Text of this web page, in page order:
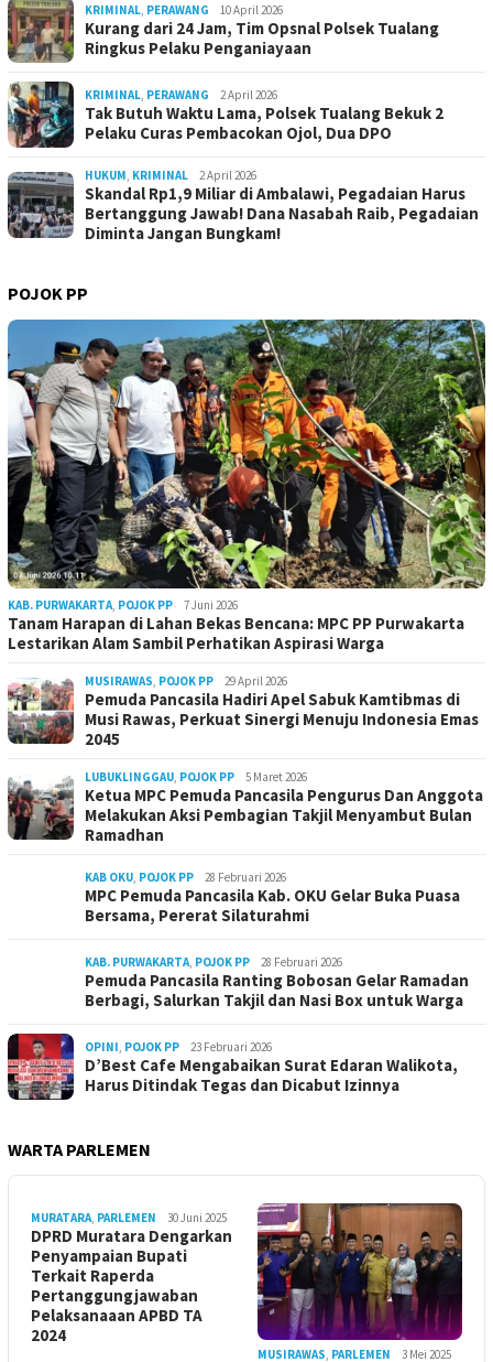
KRIMINAL, PERAWANG 10 April 2026
Kurang dari 24 Jam, Tim Opsnal Polsek Tualang
Ringkus Pelaku Penganiayaan
KRIMINAL, PERAWANG 2 April 2026
Tak Butuh Waktu Lama, Polsek Tualang Bekuk 2
Pelaku Curas Pembacokan Ojol, Dua DPO
HUKUM, KRIMINAL 2 April 2026
Skandal Rp1,9 Miliar di Ambalawi, Pegadaian Harus
Bertanggung Jawab! Dana Nasabah Raib, Pegadaian
Diminta Jangan Bungkam!
POJOK PP
KAB. PURWAKARTA, POJOK PP 7 Juni 2026
Tanam Harapan di Lahan Bekas Bencana: MPC PP Purwakarta
Lestarikan Alam Sambil Perhatikan Aspirasi Warga
MUSIRAWAS, POJOK PP 29 April 2026
Pemuda Pancasila Hadiri Apel Sabuk Kamtibmas di
Musi Rawas, Perkuat Sinergi Menuju Indonesia Emas
2045
LUBUKLINGGAU, POJOK PP 5 Maret 2026
Ketua MPC Pemuda Pancasila Pengurus Dan Anggota
Melakukan Aksi Pembagian Takjil Menyambut Bulan
Ramadhan
KAB OKU, POJOK PP 28 Februari 2026
MPC Pemuda Pancasila Kab. OKU Gelar Buka Puasa
Bersama, Pererat Silaturahmi
KAB. PURWAKARTA, POJOK PP 28 Februari 2026
Pemuda Pancasila Ranting Bobosan Gelar Ramadan
Berbagi, Salurkan Takjil dan Nasi Box untuk Warga
OPINI, POJOK PP 23 Februari 2026
D’Best Cafe Mengabaikan Surat Edaran Walikota,
Harus Ditindak Tegas dan Dicabut Izinnya
WARTA PARLEMEN
MURATARA, PARLEMEN 30 Juni 2025
DPRD Muratara Dengarkan
Penyampaian Bupati
Terkait Raperda
Pertanggungjawaban
Pelaksanaaan APBD TA
2024
MUSIRAWAS, PARLEMEN 3 Mei 2025